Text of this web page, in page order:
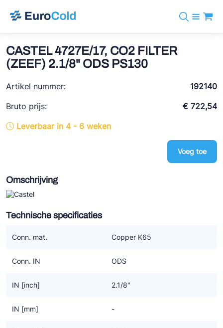
info@eurocold.nl
Merken
BOCK
REFFLEX®
Johnson Controls
Doucette Industries
Koudemiddelen
Diensten
Downloads
Nieuws
Over ons
CASTEL 4727E/17, CO2 FILTER
(ZEEF) 2.1/8" ODS PS130
Artikel nummer:
192140
Bruto prijs:
€ 722,54
Leverbaar in 4 - 6 weken
Voeg toe
Omschrijving
Technische specificaties
Conn. mat. Copper K65
Conn. IN ODS
IN [inch] 2.1/8"
IN [mm] -